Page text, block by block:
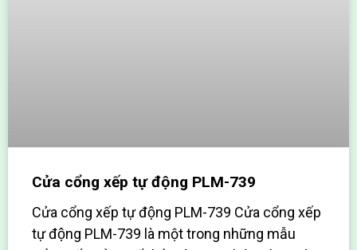
Cửa cổng xếp tự động PLM-739
Cửa cổng xếp tự động PLM-739 Cửa cổng xếp
tự động PLM-739 là một trong những mẫu